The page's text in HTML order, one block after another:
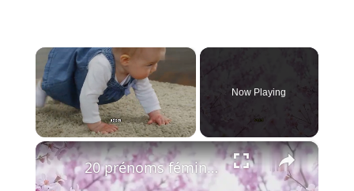
×
Unmute
Now Playing
×
20 prénoms féminins finissant en « ette » qu’on adore